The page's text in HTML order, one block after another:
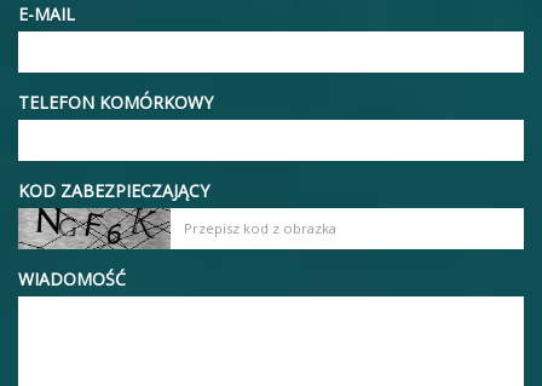
E-MAIL
TELEFON KOMÓRKOWY
KOD ZABEZPIECZAJĄCY
WIADOMOŚĆ